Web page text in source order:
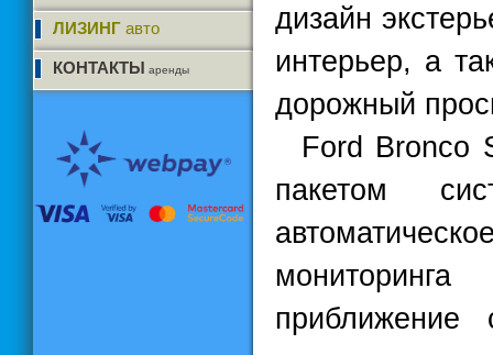
ЛИЗИНГ авто
КОНТАКТЫ аренды
дизайн
интерьер, а
дорожный
Ford Bronco
пакетом